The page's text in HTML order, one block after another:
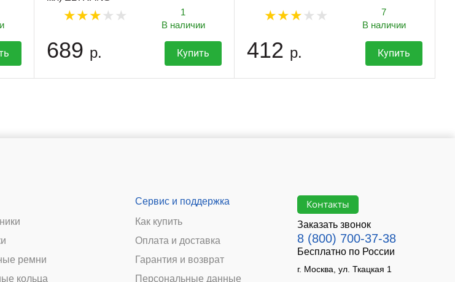
1
В наличии
689 р. Купить
7
В наличии
412 р. Купить
ремни
кольца
Сервис и поддержка
Как купить
Оплата и доставка
Гарантия и возврат
Персональные данные
Контакты
Заказать звонок
8 (800) 700-37-38
Бесплатно по России
г. Москва, ул. Ткацкая 1